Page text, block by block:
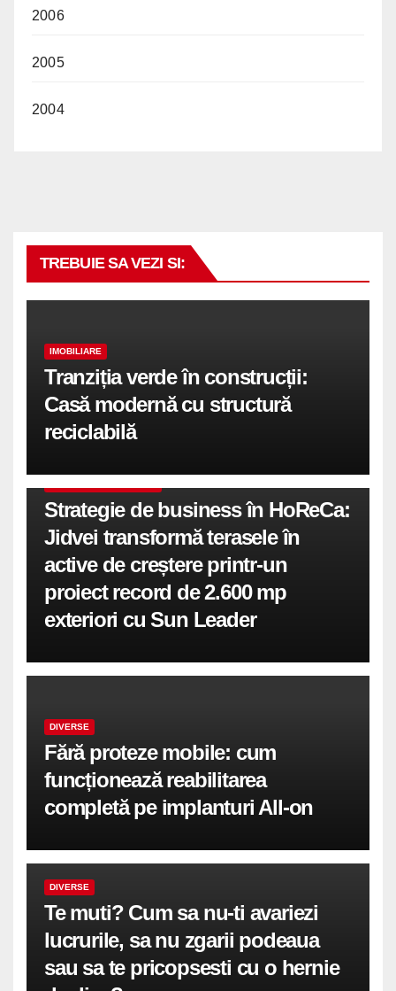
2006
2005
2004
TREBUIE SA VEZI SI:
IMOBILIARE
Tranziția verde în construcții:
Casă modernă cu structură
reciclabilă
Strategie de business în HoReCa:
Jidvei transformă terasele în
active de creștere printr-un
proiect record de 2.600 mp
exteriori cu Sun Leader
DIVERSE
Fără proteze mobile: cum
funcționează reabilitarea
completă pe implanturi All-on
DIVERSE
Te muti? Cum sa nu-ti avariezi
lucrurile, sa nu zgarii podeaua
sau sa te pricopsesti cu o hernie